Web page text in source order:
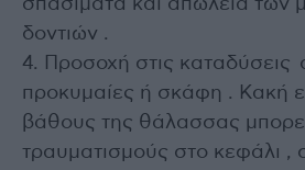
σπασίματα και απώλεια των
δοντιών .
4. Προσοχή στις καταδύσεις
προκυμαίες ή σκάφη . Κακή
βάθους της θάλασσας
τραυματισμούς στο κεφάλι ,